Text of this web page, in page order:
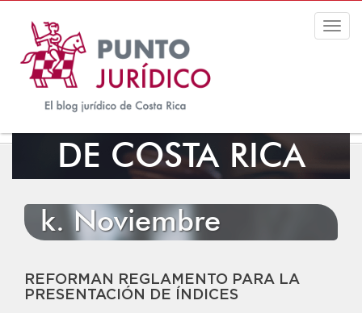
EL BLOG JURÍDICO
DE COSTA RICA
k. Noviembre
REFORMAN REGLAMENTO PARA LA
PRESENTACIÓN DE ÍNDICES